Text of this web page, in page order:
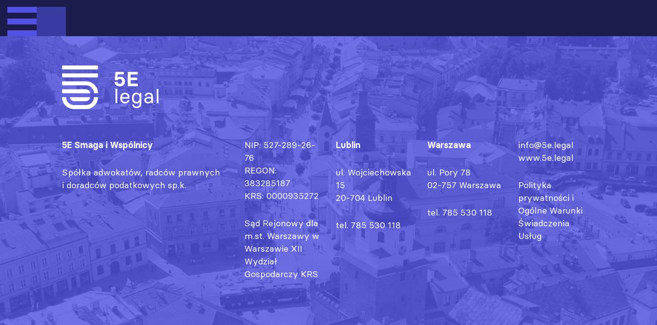
5E Smaga i Wspólnicy
Spółka adwokatów, radców prawnych
i doradców podatkowych sp.k.
NIP: 527-289-26-
76
REGON:
383285187
KRS: 0000935272
Sąd Rejonowy dla
m.st. Warszawy w
Warszawie XII
Wydział
Gospodarczy KRS
Lublin
ul. Wojciechowska
15
20-704 Lublin
tel. 785 530 118
Warszawa
ul. Pory 78
02-757 Warszawa
tel. 785 530 118
info@5e.legal
www.5e.legal
Polityka
prywatności i
Ogólne Warunki
Świadczenia
Usług